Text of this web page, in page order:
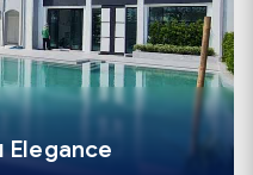
Elegance